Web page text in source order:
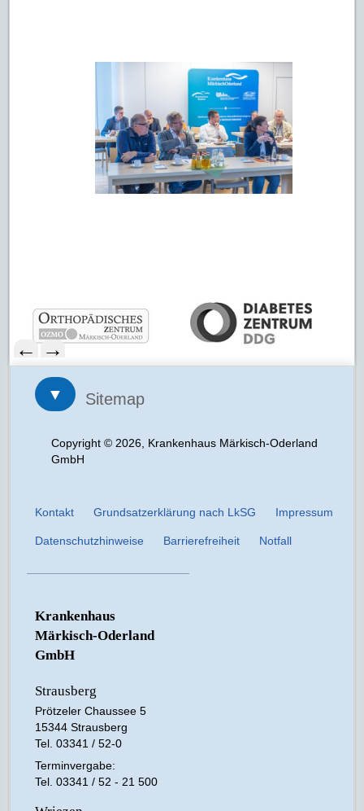
→
←
▼ Sitemap
Copyright © 2026, Krankenhaus Märkisch-Oderland
GmbH
Kontakt Grundsatzerklärung nach LkSG Impressum
Datenschutzhinweise Barrierefreiheit Notfall
Krankenhaus
Märkisch-Oderland
GmbH
Strausberg
Prötzeler Chaussee 5
15344 Strausberg
Tel. 03341 / 52-0
Terminvergabe:
Tel. 03341 / 52 - 21 500